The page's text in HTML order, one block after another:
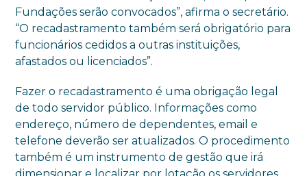
Fundações serão convocados”, afirma o secretário.
“O recadastramento também será obrigatório para
funcionários cedidos a outras instituições,
afastados ou licenciados”.
Fazer o recadastramento é uma obrigação legal
de todo servidor público. Informações como
endereço, número de dependentes, email e
telefone deverão ser atualizados. O procedimento
também é um instrumento de gestão que irá